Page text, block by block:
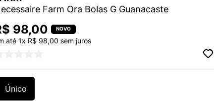
Farm Ora Bolas G Guanacaste
98,00
até1x R$ 98,00 sem juros
Único
BABY
VANS ULTRARANGE